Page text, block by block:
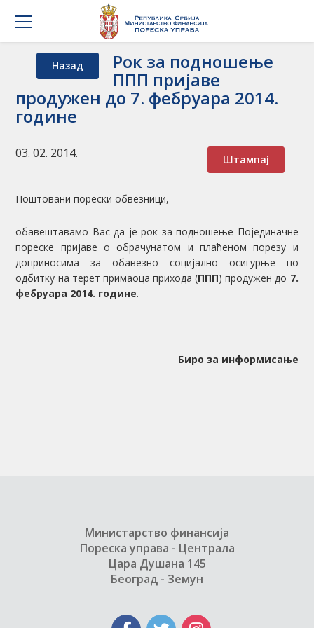
Назад Рок за подношење
ППП пријаве
продужен до 7. фебруара 2014.
године
Штампај
03. 02. 2014.
Поштовани порески обвезници,
обавештавамо Вас да је рок за подношење Појединачне
пореске пријаве о обрачунатом и плаћеном порезу и
доприносима за обавезно социјално осигурње по
одбитку на терет примаоца прихода (ППП) продужен до 7.
фебруара 2014. године.
Биро за информисање
Министарство финансија
Пореска управа - Централа
Цара Душана 145
Београд - Земун